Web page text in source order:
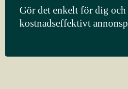
Gör det enkelt för dig
kostnadseffektivt